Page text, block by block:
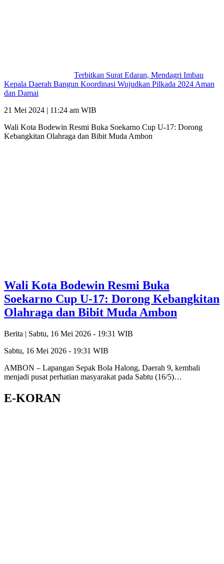
Terbitkan Surat Edaran, Mendagri Imbau
Kepala Daerah Bangun Koordinasi Wujudkan Pilkada 2024 Aman
dan Damai
21 Mei 2024 | 11:24 am WIB
Wali Kota Bodewin Resmi Buka Soekarno Cup U-17: Dorong
Kebangkitan Olahraga dan Bibit Muda Ambon
Wali Kota Bodewin Resmi Buka
Soekarno Cup U-17: Dorong Kebangkitan
Olahraga dan Bibit Muda Ambon
Berita | Sabtu, 16 Mei 2026 - 19:31 WIB
Sabtu, 16 Mei 2026 - 19:31 WIB
AMBON – Lapangan Sepak Bola Halong, Daerah 9, kembali
menjadi pusat perhatian masyarakat pada Sabtu (16/5)…
E-KORAN